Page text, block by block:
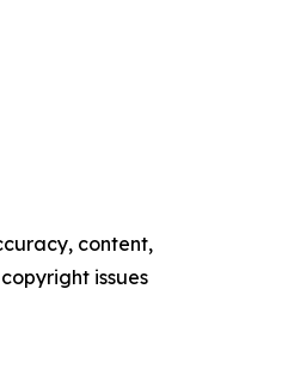
content,
issues